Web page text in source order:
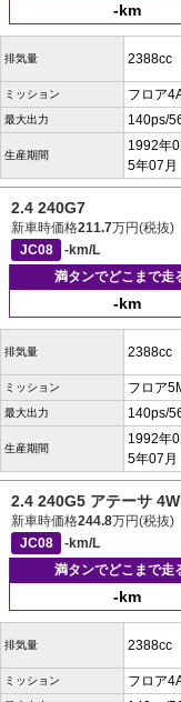
-km
排気量 2388cc
ミッション フロア
最大出力 140ps/
生産期間
1992年
5年07月
2.4 240G7
新車時価格211.7万円(税抜)
JC08
-km/L
満タンでどこまで走
-km
排気量 2388cc
ミッション フロア
最大出力 140ps/
生産期間
1992年
5年07月
2.4 240G5 アテーサ
新車時価格244.8万円(税抜)
JC08
-km/L
満タンでどこまで走
-km
排気量 2388cc
ミッション フロア